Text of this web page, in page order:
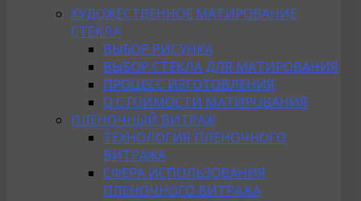
ХУДОЖЕСТВЕННОЕ МАТИРОВАНИЕ
СТЕКЛА
ВЫБОР РИСУНКА
ВЫБОР СТЕКЛА ДЛЯ МАТИРОВАНИЯ
ПРОЦЕСС ИЗГОТОВЛЕНИЯ
О СТОИМОСТИ МАТИРОВАНИЯ
ПЛЕНОЧНЫЙ ВИТРАЖ
ТЕХНОЛОГИЯ ПЛЕНОЧНОГО
ВИТРАЖА
СФЕРА ИСПОЛЬЗОВАНИЯ
ПЛЕНОЧНОГО ВИТРАЖА